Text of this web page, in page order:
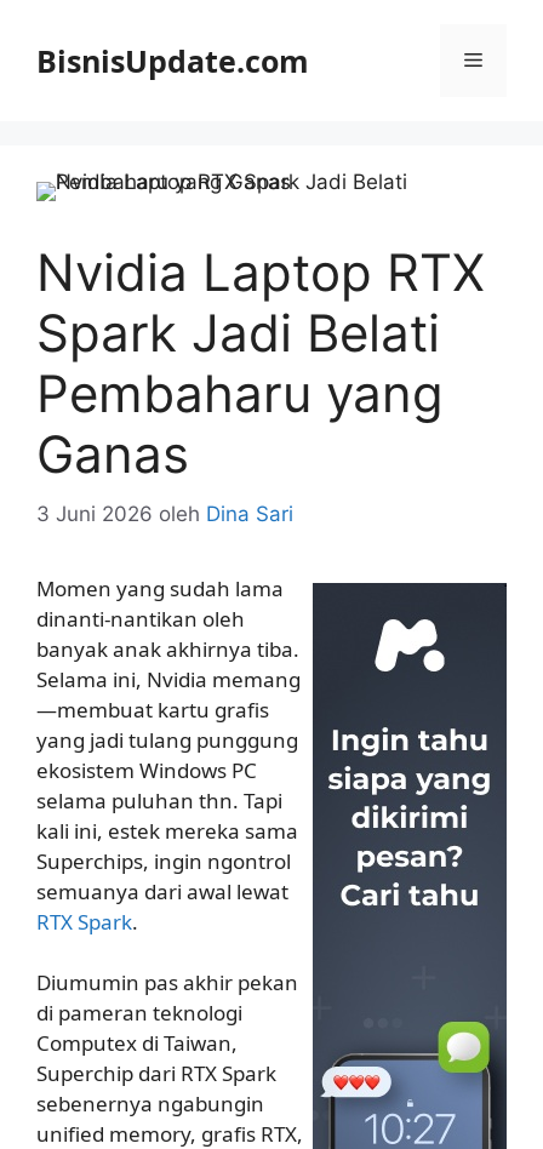
BisnisUpdate.com Menu
Nvidia Laptop RTX
Spark Jadi Belati
Pembaharu yang
Ganas
3 Juni 2026 oleh Dina Sari
Momen yang sudah lama
dinanti-nantikan oleh
banyak anak akhirnya tiba.
Selama ini, Nvidia memang
—membuat kartu grafis
yang jadi tulang punggung
ekosistem Windows PC
selama puluhan thn. Tapi
kali ini, estek mereka sama
Superchips, ingin ngontrol
semuanya dari awal lewat
RTX Spark.
Diumumin pas akhir pekan
di pameran teknologi
Computex di Taiwan,
Superchip dari RTX Spark
sebenernya ngabungin
unified memory, grafis RTX,